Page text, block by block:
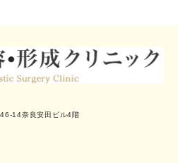
14奈良安田ビル4階